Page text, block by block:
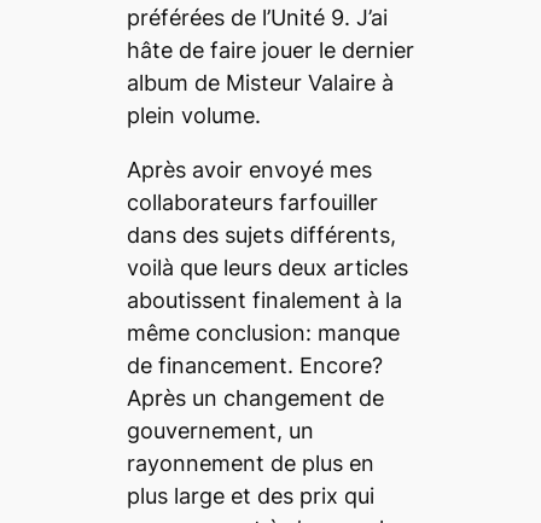
préférées de l’Unité 9. J’ai
hâte de faire jouer le dernier
album de Misteur Valaire à
plein volume.
Après avoir envoyé mes
collaborateurs farfouiller
dans des sujets différents,
voilà que leurs deux articles
aboutissent finalement à la
même conclusion: manque
de financement. Encore?
Après un changement de
gouvernement, un
rayonnement de plus en
plus large et des prix qui